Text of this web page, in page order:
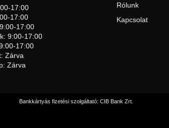
17:00
17:00
17:00
9:00-17:00
17:00
Zárva
Zárva
Rólunk
Kapcsolat
Bankkártyás fizetési szolgáltató: CIB Bank Zrt.